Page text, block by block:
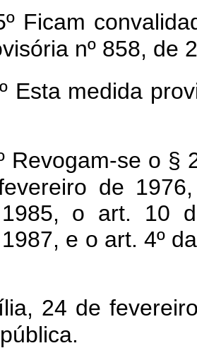
Ficam
nº 858, de
Esta medida
Revogam-se o §
de
o art. 10
e o art. 4º
24 de